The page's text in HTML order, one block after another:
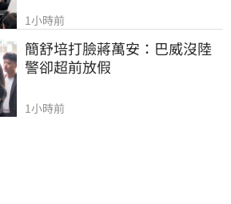
1小時前
簡舒培打臉蔣萬安：巴威沒陸
警卻超前放假
1小時前